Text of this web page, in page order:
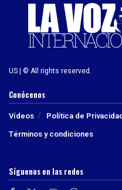
US | © All rights reserved.
Conócenos
Vídeos Política de
Términos y condiciones
Síguenos en las redes